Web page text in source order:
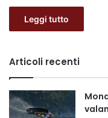
Leggi tutto
Articoli recenti